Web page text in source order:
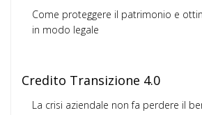
Come proteggere il patrimonio e
in modo legale
Credito Transizione 4.0
La crisi aziendale non fa perdere il